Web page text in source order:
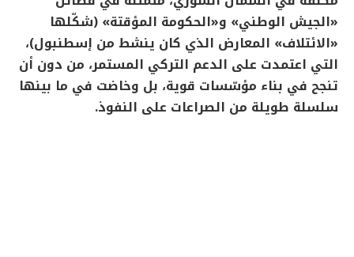
«الجيش الوطني» و«الحكومة المؤقتة» (شكّلها
«الائتلاف» المعارض الذي كان ينشط من إسطنبول)،
التي اعتمدت على الدعم التركي المستمر، من دون أن
تنجح في بناء مؤسّسات قوية، بل وخاضت في ما بينها
سلسلة طويلة من الصراعات على النفوذ.